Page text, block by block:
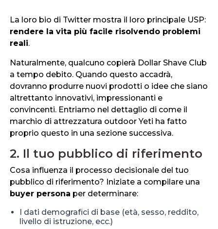
La loro bio di Twitter mostra il loro principale USP:
rendere la vita più facile risolvendo problemi
reali.
Naturalmente, qualcuno copierà Dollar Shave Club
a tempo debito. Quando questo accadrà,
dovranno produrre nuovi prodotti o idee che siano
altrettanto innovativi, impressionanti e
convincenti. Entriamo nel dettaglio di come il
marchio di attrezzatura outdoor Yeti ha fatto
proprio questo in una sezione successiva.
2. Il tuo pubblico di riferimento
Cosa influenza il processo decisionale del tuo
pubblico di riferimento? Iniziate a compilare una
buyer persona per determinare:
I dati demografici di base (età, sesso, reddito,
livello di istruzione, ecc.)